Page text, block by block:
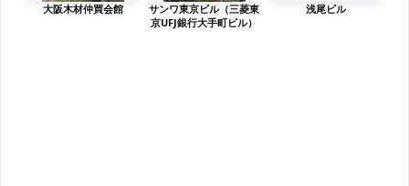
大阪木材仲買会館
サンワ東京ビル（三菱東
京UFJ銀行大手町ビル）
浅尾ビル